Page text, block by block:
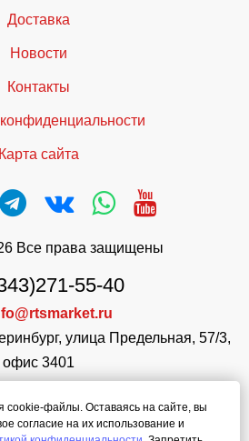
Доставка
Новости
Контакты
Карта сайта
Все права защищены
55-40
, улица Предельная, 57/3,
офис 3401
6671002913
667101001
cookie-файлы. Оставаясь на сайте, вы
согласие на их использование и